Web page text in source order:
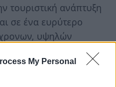
My Personal
τουριστική ανάπτυξη
σε ένα ευρύτερο
υψηλών